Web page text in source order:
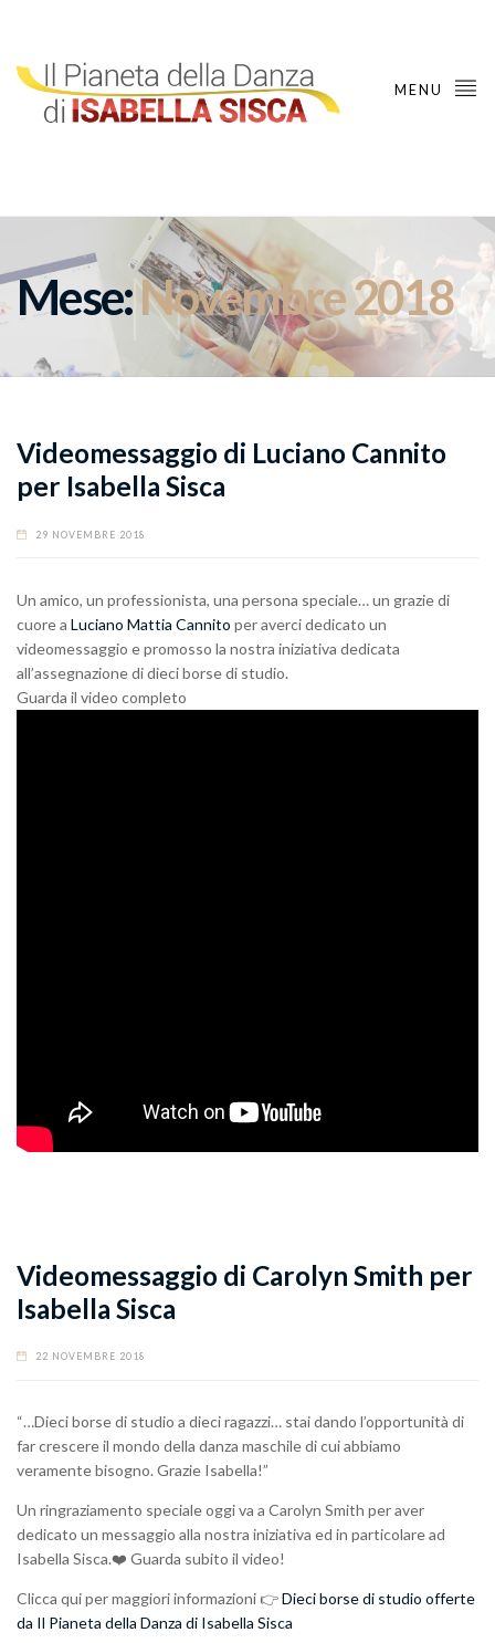
MENU
Mese:Novembre 2018
Videomessaggio di Luciano Cannito
per Isabella Sisca
29 NOVEMBRE 2018
Un amico, un professionista, una persona speciale… un grazie di
cuore a Luciano Mattia Cannito per averci dedicato un
videomessaggio e promosso la nostra iniziativa dedicata
all’assegnazione di dieci borse di studio.
Guarda il video completo
Videomessaggio di Carolyn Smith per
Isabella Sisca
22 NOVEMBRE 2018
“…Dieci borse di studio a dieci ragazzi… stai dando l’opportunità di
far crescere il mondo della danza maschile di cui abbiamo
veramente bisogno. Grazie Isabella!”
Un ringraziamento speciale oggi va a Carolyn Smith per aver
dedicato un messaggio alla nostra iniziativa ed in particolare ad
Isabella Sisca.❤️ Guarda subito il video!
Clicca qui per maggiori informazioni 👉Dieci borse di studio offerte
da Il Pianeta della Danza di Isabella Sisca